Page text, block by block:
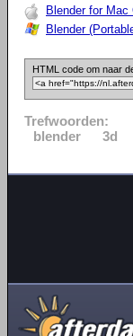
Blender for
Blender
HTML code om naar
Trefwoorden:
blender
3d